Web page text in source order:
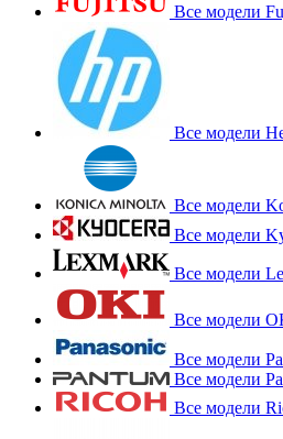
Все модели
Все модели
Все модели
Все модели
Все модели
Все модели
Все модели
Все модели
Все модели